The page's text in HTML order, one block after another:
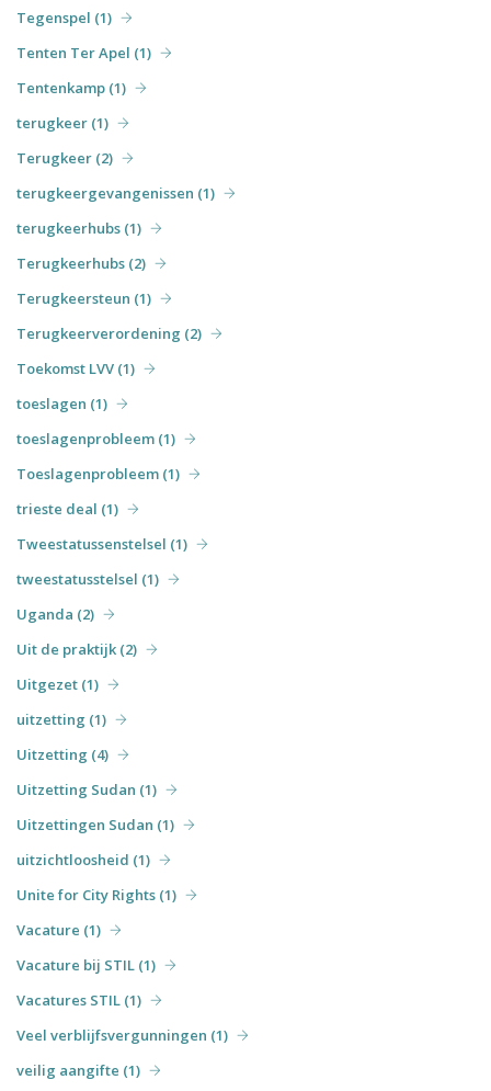
Tegenspel (1)
Tenten Ter Apel (1)
Tentenkamp (1)
terugkeer (1)
Terugkeer (2)
terugkeergevangenissen (1)
terugkeerhubs (1)
Terugkeerhubs (2)
Terugkeersteun (1)
Terugkeerverordening (2)
Toekomst LVV (1)
toeslagen (1)
toeslagenprobleem (1)
Toeslagenprobleem (1)
trieste deal (1)
Tweestatussenstelsel (1)
tweestatusstelsel (1)
Uganda (2)
Uit de praktijk (2)
Uitgezet (1)
uitzetting (1)
Uitzetting (4)
Uitzetting Sudan (1)
Uitzettingen Sudan (1)
uitzichtloosheid (1)
Unite for City Rights (1)
Vacature (1)
Vacature bij STIL (1)
Vacatures STIL (1)
Veel verblijfsvergunningen (1)
veilig aangifte (1)